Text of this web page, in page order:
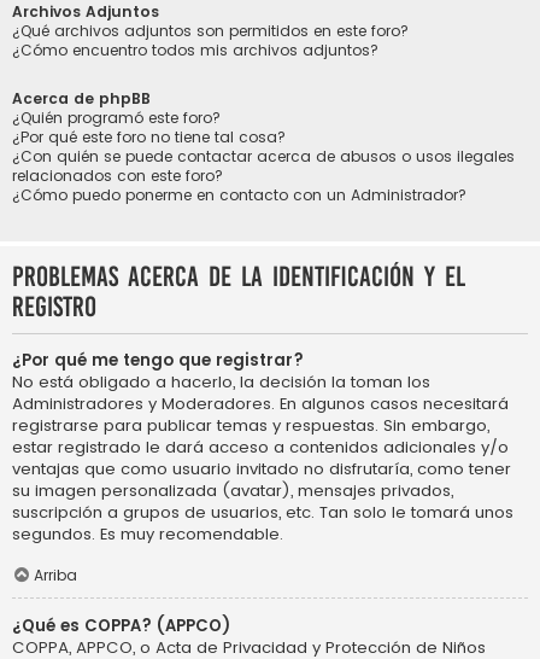
Archivos Adjuntos
¿Qué archivos adjuntos son permitidos en este foro?
¿Cómo encuentro todos mis archivos adjuntos?
Acerca de phpBB
¿Quién programó este foro?
¿Por qué este foro no tiene tal cosa?
¿Con quién se puede contactar acerca de abusos o usos ilegales
relacionados con este foro?
¿Cómo puedo ponerme en contacto con un Administrador?
Problemas acerca de la identificación y el
registro
¿Por qué me tengo que registrar?
No está obligado a hacerlo, la decisión la toman los
Administradores y Moderadores. En algunos casos necesitará
registrarse para publicar temas y respuestas. Sin embargo,
estar registrado le dará acceso a contenidos adicionales y/o
ventajas que como usuario invitado no disfrutaría, como tener
su imagen personalizada (avatar), mensajes privados,
suscripción a grupos de usuarios, etc. Tan solo le tomará unos
segundos. Es muy recomendable.
Arriba
¿Qué es COPPA? (APPCO)
COPPA, APPCO, o Acta de Privacidad y Protección de Niños